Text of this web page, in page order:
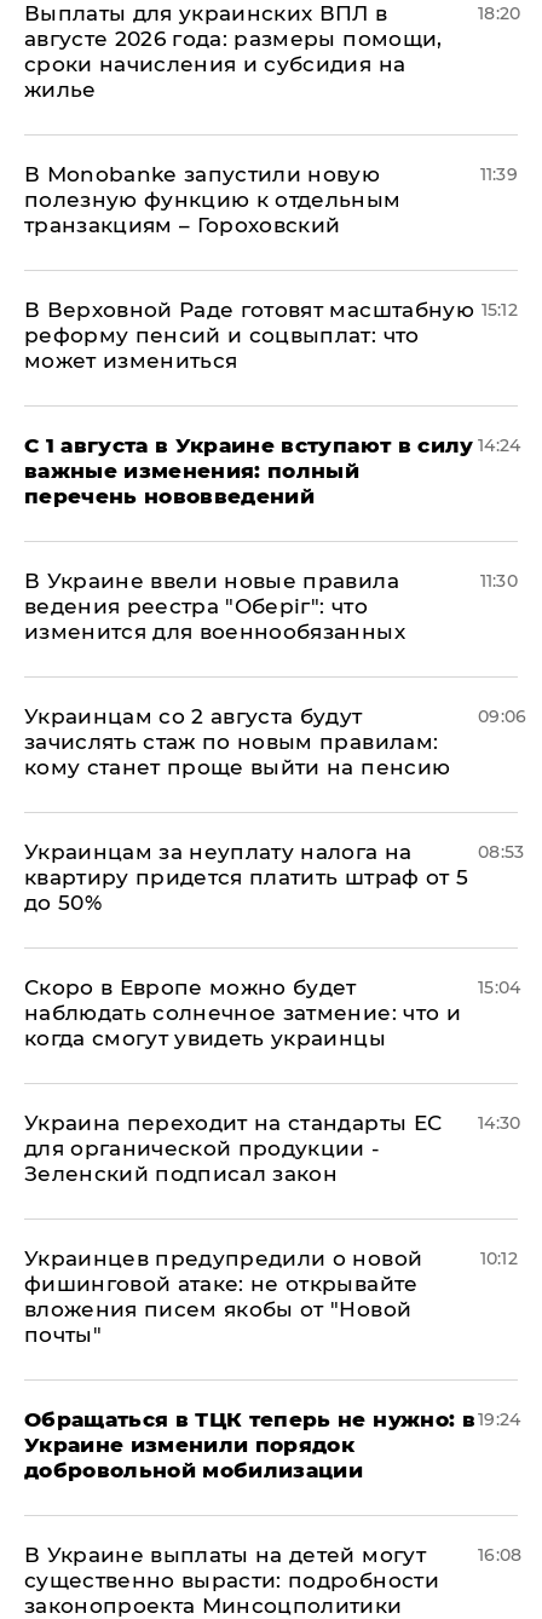
Выплаты для украинских ВПЛ в
августе 2026 года: размеры помощи,
сроки начисления и субсидия на
жилье
18:20
В Мonobankе запустили новую
полезную функцию к отдельным
транзакциям – Гороховский
11:39
В Верховной Раде готовят масштабную
реформу пенсий и соцвыплат: что
может измениться
15:12
С 1 августа в Украине вступают в силу
важные изменения: полный
перечень нововведений
14:24
В Украине ввели новые правила
ведения реестра "Оберіг": что
изменится для военнообязанных
11:30
Украинцам со 2 августа будут
зачислять стаж по новым правилам:
кому станет проще выйти на пенсию
09:06
Украинцам за неуплату налога на
квартиру придется платить штраф от 5
до 50%
08:53
Скоро в Европе можно будет
наблюдать солнечное затмение: что и
когда смогут увидеть украинцы
15:04
Украина переходит на стандарты ЕС
для органической продукции -
Зеленский подписал закон
14:30
Украинцев предупредили о новой
фишинговой атаке: не открывайте
вложения писем якобы от "Новой
почты"
10:12
Обращаться в ТЦК теперь не нужно: в
Украине изменили порядок
добровольной мобилизации
19:24
В Украине выплаты на детей могут
существенно вырасти: подробности
законопроекта Минсоцполитики
16:08